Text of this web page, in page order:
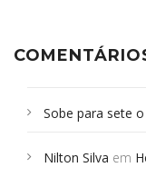
Sobe para sete
Nilton Silva em